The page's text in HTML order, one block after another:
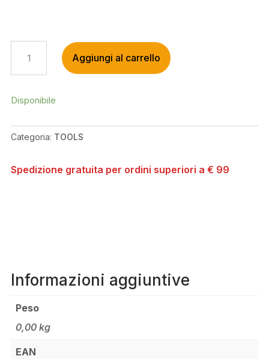
CLUTCH
BAR
STORAGE
Aggiungi al carrello
Disponibile
Categoria: TOOLS
Spedizione gratuita per ordini superiori a € 99
Informazioni aggiuntive
Peso
0,00 kg
EAN